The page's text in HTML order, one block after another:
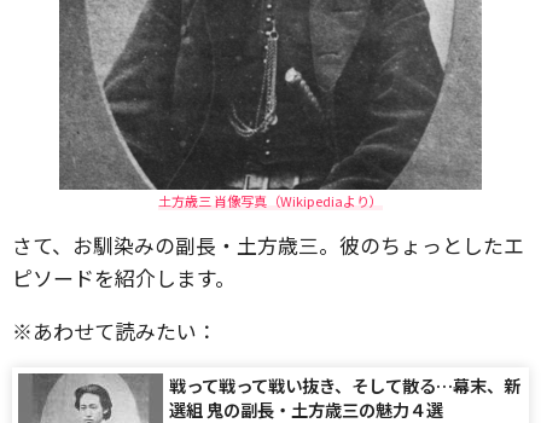
土方歳三 肖像写真（Wikipediaより）
さて、お馴染みの副長・土方歳三。彼のちょっとしたエ
ピソードを紹介します。
※あわせて読みたい：
戦って戦って戦い抜き、そして散る…幕末、新
選組 鬼の副長・土方歳三の魅力４選